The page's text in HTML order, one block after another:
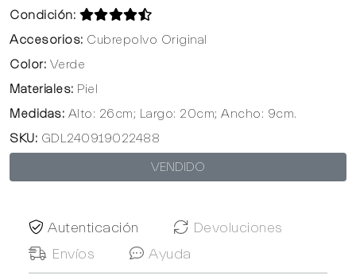
Condición:
Accesorios: Cubrepolvo Original
Color: Verde
Materiales: Piel
Medidas: Alto: 26cm; Largo: 20cm; Ancho: 9cm.
SKU: GDL240919022488
VENDIDO
Autenticación
Devoluciones
Envíos
Ayuda